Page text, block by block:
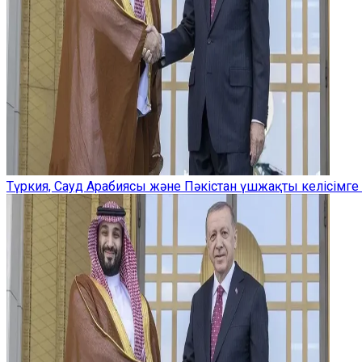
Түркия, Сауд Арабиясы және Пәкістан үшжақты